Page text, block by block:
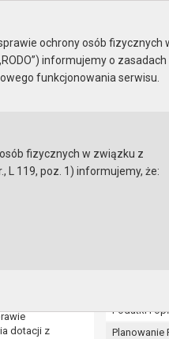
dotacji z
Menu
Numer
Podatki i
Planowanie
ochrony osób fizycznych
informujemy o zasadach
funkcjonowania serwisu.
osób fizycznych w związku z
L 119, poz. 1) informujemy, że: